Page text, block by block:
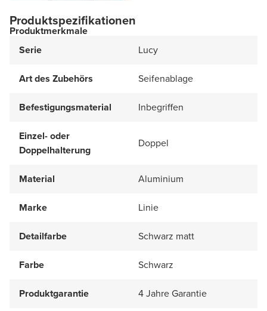
Produktspezifikationen
Produktmerkmale
Serie
Lucy
Art des Zubehörs Seifenablage
Befestigungsmaterial Inbegriffen
Einzel- oder
Doppelhalterung
Doppel
Material Aluminium
Marke Linie
Detailfarbe Schwarz matt
Farbe Schwarz
Produktgarantie
4 Jahre Garantie